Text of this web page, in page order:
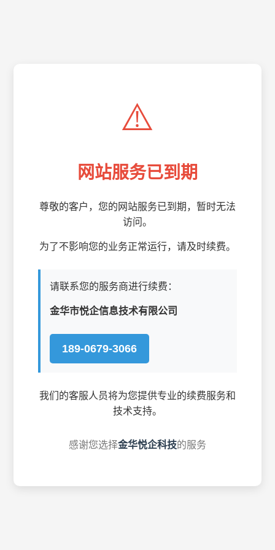
⚠️
网站服务已到期
尊敬的客户，您的网站服务已到期，暂时无法
访问。
为了不影响您的业务正常运行，请及时续费。
请联系您的服务商进行续费：
金华市悦企信息技术有限公司
189-0679-3066
我们的客服人员将为您提供专业的续费服务和
技术支持。
感谢您选择金华悦企科技的服务